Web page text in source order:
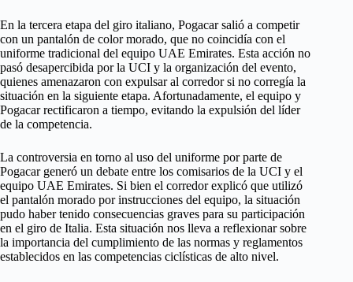
En la tercera etapa del giro italiano, Pogacar salió a competir
con un pantalón de color morado, que no coincidía con el
uniforme tradicional del equipo UAE Emirates. Esta acción no
pasó desapercibida por la UCI y la organización del evento,
quienes amenazaron con expulsar al corredor si no corregía la
situación en la siguiente etapa. Afortunadamente, el equipo y
Pogacar rectificaron a tiempo, evitando la expulsión del líder
de la competencia.
La controversia en torno al uso del uniforme por parte de
Pogacar generó un debate entre los comisarios de la UCI y el
equipo UAE Emirates. Si bien el corredor explicó que utilizó
el pantalón morado por instrucciones del equipo, la situación
pudo haber tenido consecuencias graves para su participación
en el giro de Italia. Esta situación nos lleva a reflexionar sobre
la importancia del cumplimiento de las normas y reglamentos
establecidos en las competencias ciclísticas de alto nivel.